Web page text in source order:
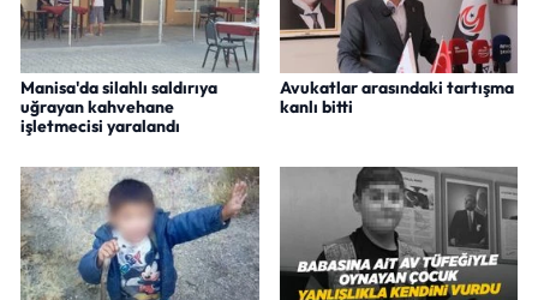
Manisa'da silahlı saldırıya
uğrayan kahvehane
işletmecisi yaralandı
Avukatlar arasındaki tartışma
kanlı bitti